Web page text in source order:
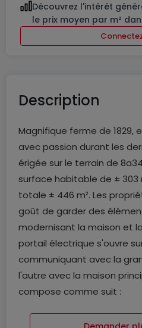
Découvrez l'intérêt
le prix moyen par m²
Description
Magnifique ferme de 1829,
avec passion durant les
érigée sur le terrain de
surface habitable de ± 303
totale ± 446 m². Les
goût de garder des
modernisant la maison et
portail électrique s'ouvre
communiquant avec la
l'autre avec la maison
compose comme suit :
Le rez-de-chaussée :